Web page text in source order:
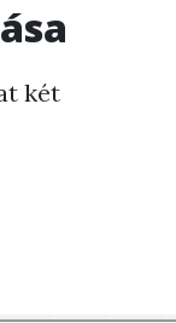
két